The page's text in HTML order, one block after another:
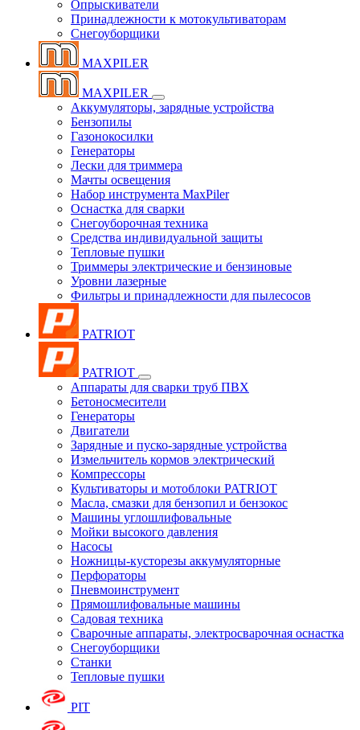
Опрыскиватели
Принадлежности к мотокультиваторам
Снегоуборщики
MAXPILER
MAXPILER
Аккумуляторы, зарядные устройства
Бензопилы
Газонокосилки
Генераторы
Лески для триммера
Мачты освещения
Набор инструмента MaxPiler
Оснастка для сварки
Снегоуборочная техника
Средства индивидуальной защиты
Тепловые пушки
Триммеры электрические и бензиновые
Уровни лазерные
Фильтры и принадлежности для пылесосов
PATRIOT
PATRIOT
Аппараты для сварки труб ПВХ
Бетоносмесители
Генераторы
Двигатели
Зарядные и пуско-зарядные устройства
Измельчитель кормов электрический
Компрессоры
Культиваторы и мотоблоки PATRIOT
Масла, смазки для бензопил и бензокос
Машины углошлифовальные
Мойки высокого давления
Насосы
Ножницы-кусторезы аккумуляторные
Перфораторы
Пневмоинструмент
Прямошлифовальные машины
Садовая техника
Сварочные аппараты, электросварочная оснастка
Снегоуборщики
Станки
Тепловые пушки
PIT